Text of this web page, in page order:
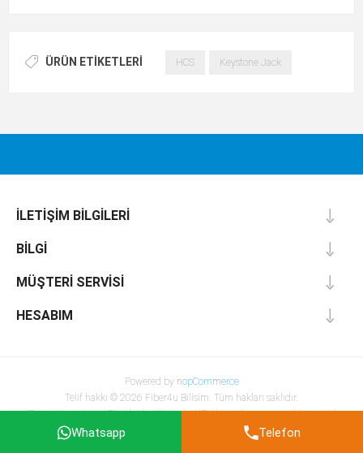
ÜRÜN ETIKETLERI HCS Keystone Jack
Whatsapp Telefon
İLETIŞIM BILGILERI
BILGI
MÜŞTERI SERVISI
HESABIM
Powered by nopCommerce
Telif hakkı © 2026 Fiber4u Bilisim. Tüm hakları saklıdır.
KDV ve Kargo Hariç Fiyatlardır. Kargo ve KDV hesaplaması sonraki aşamada